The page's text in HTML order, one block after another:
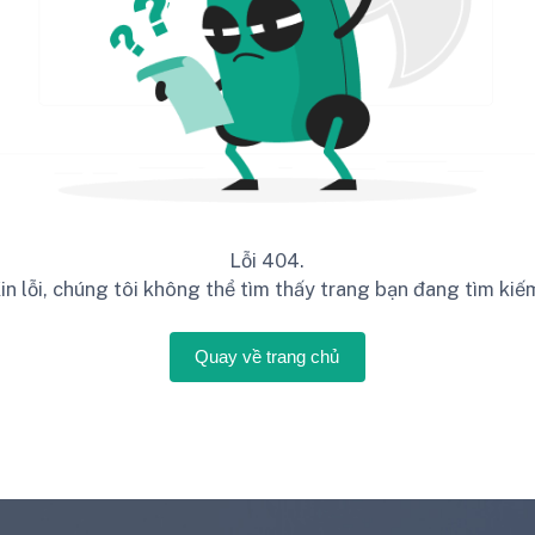
Lỗi 404.
lỗi, chúng tôi không thể tìm thấy trang bạn đang tìm
Quay về trang chủ